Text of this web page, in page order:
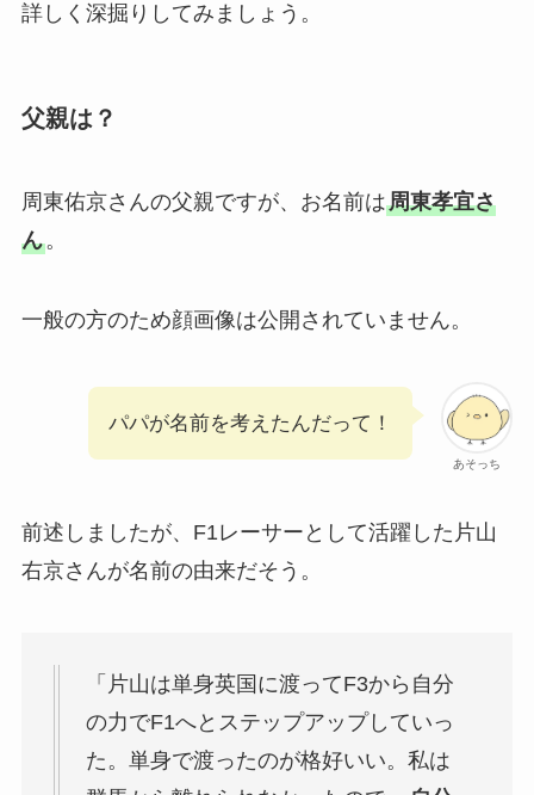
詳しく深掘りしてみましょう。
父親は？
周東佑京さんの父親ですが、お名前は周東孝宜さ
ん。
一般の方のため顔画像は公開されていません。
あそっち
パパが名前を考えたんだって！
前述しましたが、F1レーサーとして活躍した片山
右京さんが名前の由来だそう。
「片山は単身英国に渡ってF3から自分
の力でF1へとステップアップしていっ
た。単身で渡ったのが格好いい。私は